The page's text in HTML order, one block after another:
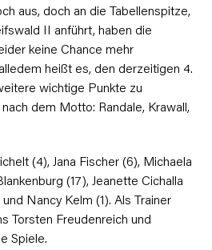
aus, doch an die Tabellenspitze,
II anführt, haben die
keine Chance mehr
heißt es, den derzeitigen 4.
wichtige Punkte zu
dem Motto: Randale, Krawall,
(4), Jana Fischer (6), Michaela
(17), Jeanette Cichalla
Nancy Kelm (1). Als Trainer
Torsten Freudenreich und
Spiele.